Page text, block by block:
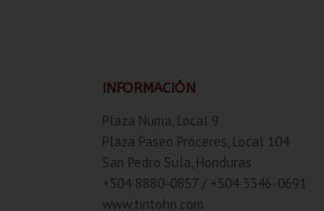
INFORMACIÓN
Plaza Numa, Local 9
Plaza Paseo Próceres, Local 104
San Pedro Sula, Honduras
+504 8880-0857 / +504 3346-0691
www.tintohn.com